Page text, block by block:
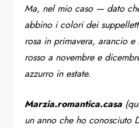
Ma, nel mio caso — dato
abbino i colori dei
rosa in primavera, arancio e
rosso a novembre e
azzurro in estate.
Marzia.romantica.casa
un anno che ho conosciuto